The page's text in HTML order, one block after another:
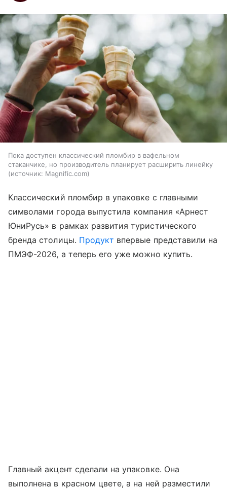
Пока доступен классический пломбир в вафельном
стаканчике, но производитель планирует расширить линейку
источник: Magnific.com
Классический пломбир в упаковке с главными
символами города выпустила компания «Арнест
ЮниРусь» в рамках развития туристического
бренда столицы. Продукт впервые представили на
ПМЭФ-2026, а теперь его уже можно купить.
Главный акцент сделали на упаковке. Она
выполнена в красном цвете, а на ней разместили